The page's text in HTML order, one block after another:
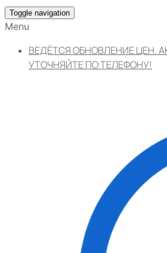
Toggle navigation
Menu
ВЕДЁТСЯ ОБНОВЛЕНИЕ ЦЕН.
УТОЧНЯЙТЕ ПО ТЕЛЕФОНУ!